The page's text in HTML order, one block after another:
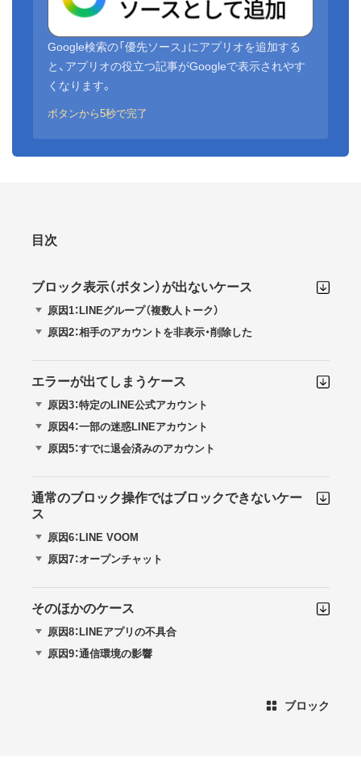
Google検索の「優先ソース」にアプリオを追加する
と、アプリオの役立つ記事がGoogleで表示されやす
くなります。
ボタンから5秒で完了
目次
ブロック表示（ボタン）が出ないケース
原因1：LINEグループ（複数人トーク）
原因2：相手のアカウントを非表示・削除した
エラーが出てしまうケース
原因3：特定のLINE公式アカウント
原因4：一部の迷惑LINEアカウント
原因5：すでに退会済みのアカウント
通常のブロック操作ではブロックできないケー
ス
原因6：LINE VOOM
原因7：オープンチャット
そのほかのケース
原因8：LINEアプリの不具合
原因9：通信環境の影響
ブロック